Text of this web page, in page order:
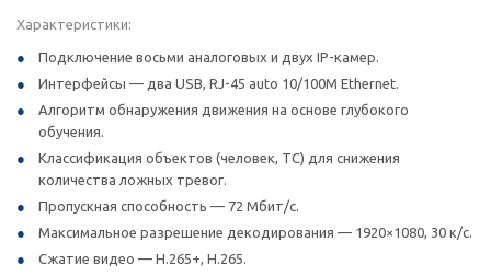
Характеристики:
Подключение восьми аналоговых и двух IP-камер.
Интерфейсы — два USB, RJ-45 auto 10/100M Ethernet.
Алгоритм обнаружения движения на основе глубокого
обучения.
Классификация объектов (человек, ТС) для снижения
количества ложных тревог.
Пропускная способность — 72 Мбит/с.
Максимальное разрешение декодирования — 1920×1080, 30 к/с.
Сжатие видео — H.265+, H.265.